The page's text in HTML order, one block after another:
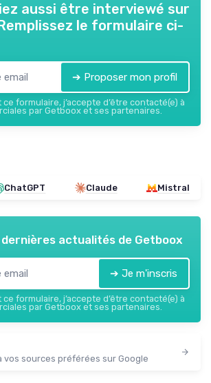
aussi être interviewé sur
le formulaire ci-
➔ Proposer mon profil
formulaire, j’accepte d’être contacté(e) à
par Getboox et ses partenaires.
ChatGPT Claude Mistral
dernières actualités de Getboox
➔ Je m'inscris
formulaire, j’accepte d’être contacté(e) à
par Getboox et ses partenaires.
vos sources préférées sur Google